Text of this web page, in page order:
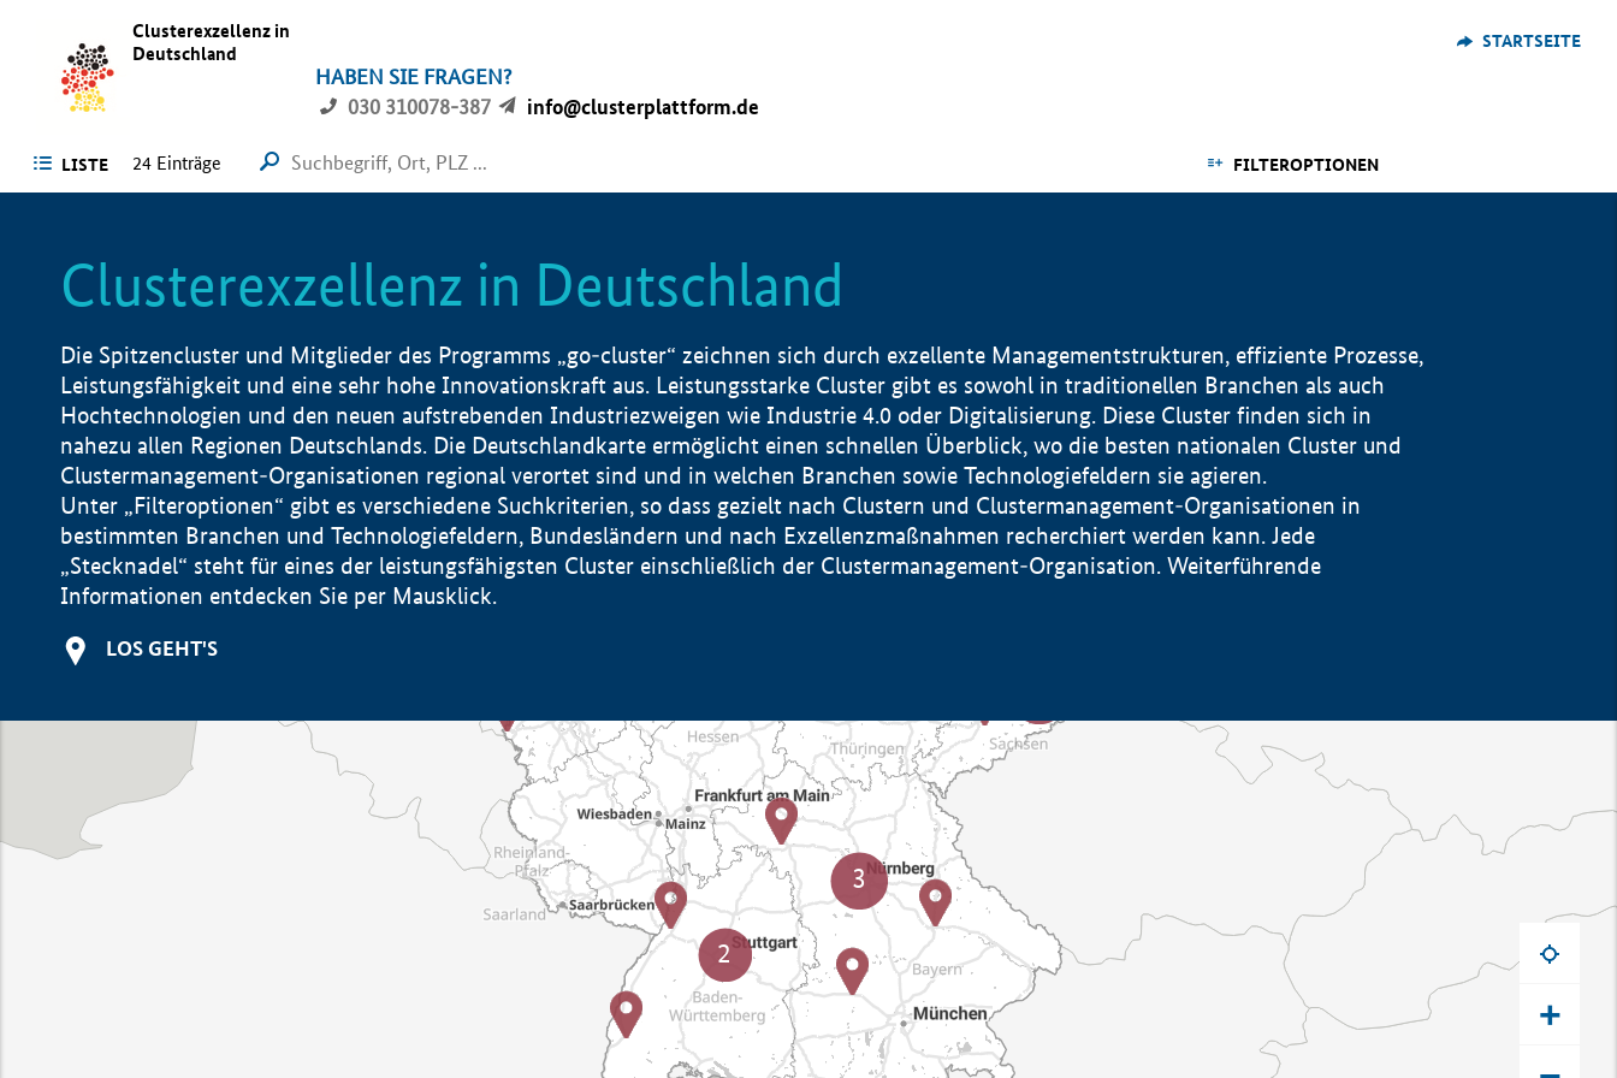
Clusterexzellenz in
Deutschland
HABEN SIE FRAGEN?
030 310078-387
info@clusterplattform.de
STARTSEITE
LISTE FILTEROPTIONEN
24 Einträge
Clusterexzellenz in Deutschland
Die Spitzencluster und Mitglieder des Programms „go-cluster“ zeichnen sich durch exzellente Managementstrukturen, effiziente Prozesse,
Leistungsfähigkeit und eine sehr hohe Innovationskraft aus. Leistungsstarke Cluster gibt es sowohl in traditionellen Branchen als auch
Hochtechnologien und den neuen aufstrebenden Industriezweigen wie Industrie 4.0 oder Digitalisierung. Diese Cluster finden sich in
nahezu allen Regionen Deutschlands. Die Deutschlandkarte ermöglicht einen schnellen Überblick, wo die besten nationalen Cluster und
Clustermanagement-Organisationen regional verortet sind und in welchen Branchen sowie Technologiefeldern sie agieren.
Unter „Filteroptionen“ gibt es verschiedene Suchkriterien, so dass gezielt nach Clustern und Clustermanagement-Organisationen in
bestimmten Branchen und Technologiefeldern, Bundesländern und nach Exzellenzmaßnahmen recherchiert werden kann. Jede
„Stecknadel“ steht für eines der leistungsfähigsten Cluster einschließlich der Clustermanagement-Organisation. Weiterführende
Informationen entdecken Sie per Mausklick.
LOS GEHT'S
+